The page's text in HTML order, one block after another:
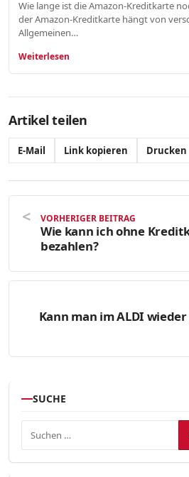
Wie lange ist die Amazon-Kreditkarte
der Amazon-Kreditkarte hängt von
Allgemeinen…
Weiterlesen
Artikel teilen
E-Mail Link kopieren Drucken
VORHERIGER BEITRAG
Wie kann ich ohne
bezahlen?
Kann man im ALDI
SUCHE
Suchen nach: